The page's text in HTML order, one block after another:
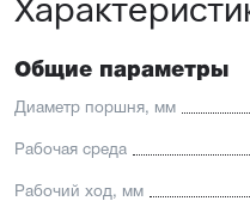
Взаимозаменяемость с
направляющая
нержавеющей стали,
применяется
замены на уплотнения с
Общие параметры
Диаметр поршня, мм
Рабочая среда
Рабочий ход, мм